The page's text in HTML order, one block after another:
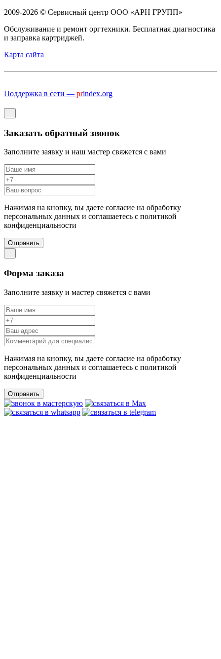
2009-2026 © Сервисный центр ООО «АРН ГРУПП»
Обслуживание и ремонт оргтехники. Бесплатная диагностика
и заправка картриджей.
Карта сайта
Поддержка в сети — prindex.org
Заказать обратный звонок
Заполните заявку и наш мастер свяжется с вами
Нажимая на кнопку, вы даете согласие на обработку
персональных данных и соглашаетесь c политикой
конфиденциальности
Отправить
Форма заказа
Заполните заявку и мастер свяжется с вами
Нажимая на кнопку, вы даете согласие на обработку
персональных данных и соглашаетесь c политикой
конфиденциальности
Отправить